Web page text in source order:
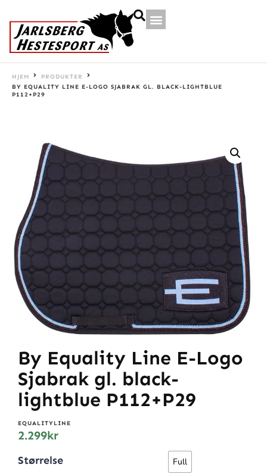
HJEM
PRODUKTER
BY EQUALITY LINE E-LOGO SJABRAK GL. BLACK-LIGHTBLUE
P112+P29
By Equality Line E-Logo
Sjabrak gl. black-
lightblue P112+P29
EQUALITYLINE
2.299kr
Størrelse Full